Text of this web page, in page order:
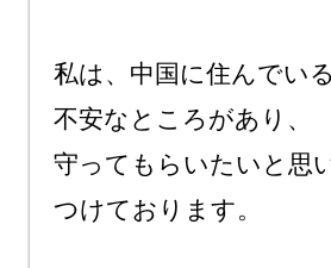
私は、中国に住んでい
不安なところがあり、
守ってもらいたいと思
つけております。